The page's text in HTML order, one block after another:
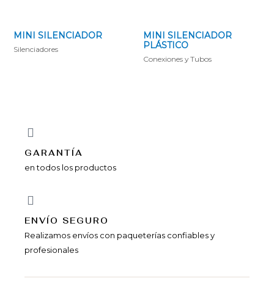
MINI SILENCIADOR
Silenciadores
MINI SILENCIADOR
PLÁSTICO
Conexiones y Tubos
GARANTÍA
en todos los productos
ENVÍ­O SEGURO
Realizamos envíos con paqueterías confiables y
profesionales